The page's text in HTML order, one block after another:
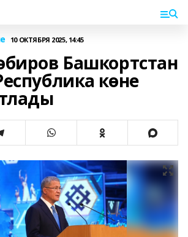
10 ОКТЯБРЯ 2025, 14:45
Башкортстан
көне